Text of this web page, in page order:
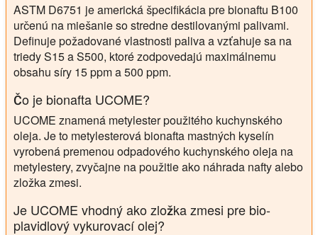
ASTM D6751 je americká špecifikácia pre bionaftu B100
určenú na miešanie so stredne destilovanými palivami.
Definuje požadované vlastnosti paliva a vzťahuje sa na
triedy S15 a S500, ktoré zodpovedajú maximálnemu
obsahu síry 15 ppm a 500 ppm.
Čo je bionafta UCOME?
UCOME znamená metylester použitého kuchynského
oleja. Je to metylesterová bionafta mastných kyselín
vyrobená premenou odpadového kuchynského oleja na
metylestery, zvyčajne na použitie ako náhrada nafty alebo
zložka zmesi.
Je UCOME vhodný ako zložka zmesi pre bio-
plavidlový vykurovací olej?